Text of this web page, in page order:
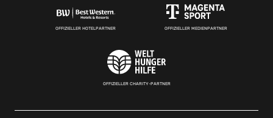
OFFIZIELLER HOTELPARTNER OFFIZIELLER MEDIENPARTNER
OFFIZIELLER CHARITY-PARTNER